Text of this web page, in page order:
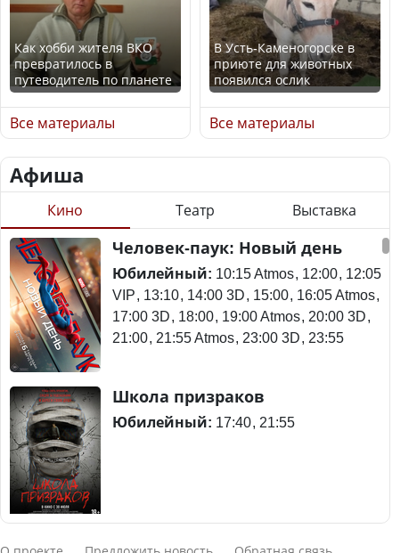
В Казахстане стало
проще получить
направления на
медицинские
обследования
Қазақстан Орталық Азия
елдері арасында әл-ауқат
индексінде көш бастады
Казахстан возглавил
рейтинг благополучия
среди стран Центральной
Азии
Луну признали объектом
культурного наследия,
находящегося под
угрозой исчезновения
Станет ли
метапневмовирус
эпидемией, рассказали в
ВОЗ
потерпел крушение в
Южной Корее, погибли
120 человек
Как хобби жителя ВКО
превратилось в
путеводитель по планете
Все материалы
В Усть-Каменогорске в
приюте для животных
появился ослик
Все материалы
Афиша
Кино Театр Выставка
Человек-паук: Новый день
Юбилейный: 10:15 Atmos 12:00 12:05
VIP 13:10 14:00 3D 15:00 16:05 Atmos
17:00 3D 18:00 19:00 Atmos 20:00 3D
21:00 21:55 Atmos 23:00 3D 23:55
Школа призраков
Юбилейный: 17:40 21:55
Смешарики сквозь вселенные